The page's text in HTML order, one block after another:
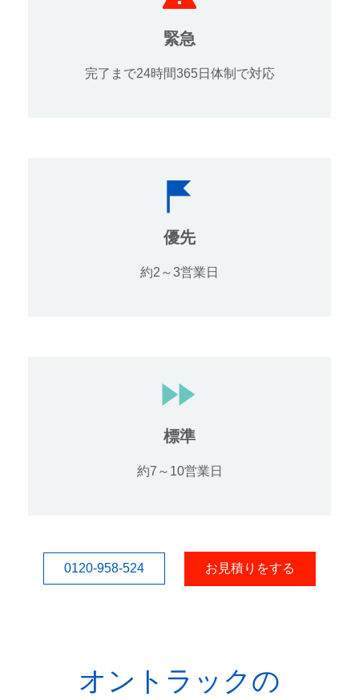
緊急
完了まで24時間365日体制で対応
優先
約2～3営業日
標準
約7～10営業日
0120-958-524 お見積りをする
オントラックの